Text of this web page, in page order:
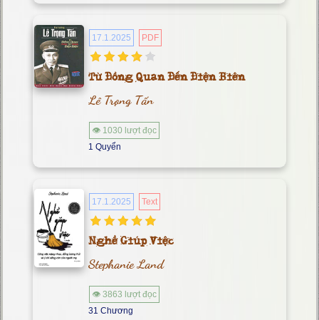
17.1.2025 PDF
Từ Đồng Quan Đến Điện Biên
Lê Trọng Tấn
👁 1030 lượt đọc
1 Quyển
17.1.2025 Text
Nghề Giúp Việc
Stephanie Land
👁 3863 lượt đọc
31 Chương